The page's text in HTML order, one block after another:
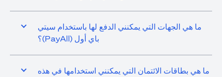
ما هي الجهات التي يمكنني الدفع لها باستخدام سيتي
باي أول (PayAll)؟
ما هي بطاقات الائتمان التي يمكنني استخدامها في هذه